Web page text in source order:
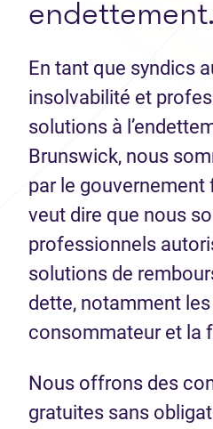
endettement.
En tant que syndics
insolvabilité et
solutions à
Brunswick, nous
par le gouvernement
veut dire que nous
professionnels
solutions de
dette, notamment
consommateur et la
Nous offrons des
gratuites sans